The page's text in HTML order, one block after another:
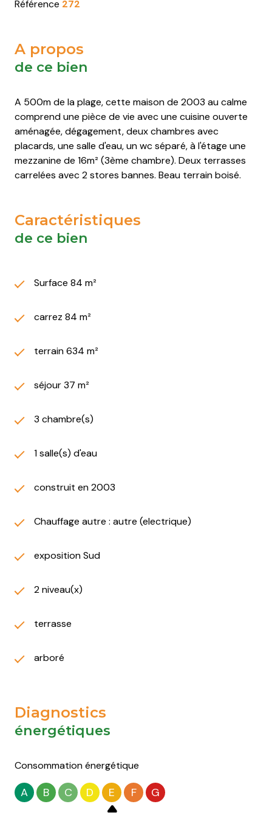
Saint-
Saint-
les-
Bains
Saint-
Saint-
les-
Bains
Saint-
Saint-
les-
Bains
Saint-
Saint-
les-
Bains
Référence 272
A propos
de ce bien
A 500m de la plage, cette maison de 2003 au calme
comprend une pièce de vie avec une cuisine ouverte
aménagée, dégagement, deux chambres avec
placards, une salle d'eau, un wc séparé, à l'étage une
mezzanine de 16m² (3ème chambre). Deux terrasses
carrelées avec 2 stores bannes. Beau terrain boisé.
Caractéristiques
de ce bien
Surface 84 m²
carrez 84 m²
terrain 634 m²
séjour 37 m²
3 chambre(s)
1 salle(s) d'eau
construit en 2003
Chauffage autre : autre (electrique)
exposition Sud
2 niveau(x)
terrasse
arboré
Diagnostics
énergétiques
Consommation énergétique
A B C D E F G